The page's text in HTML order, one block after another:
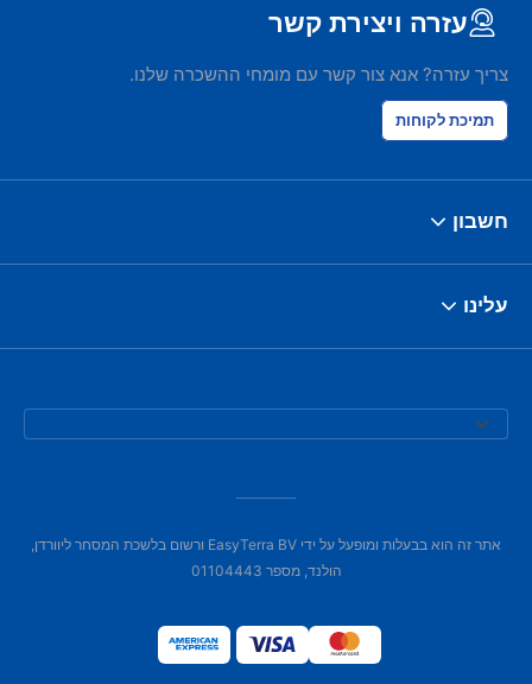
עזרה ויצירת קשר
צריך עזרה? אנא צור קשר עם מומחי ההשכרה שלנו.
תמיכת לקוחות
חשבון
עלינו
אתר זה הוא בבעלות ומופעל על ידי EasyTerra BV ורשום בלשכת המסחר ליוורדן,
הולנד, מספר 01104443